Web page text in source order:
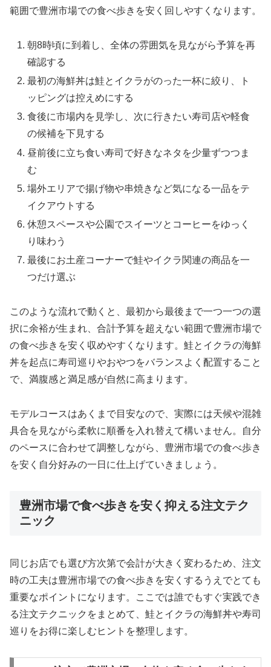
範囲で豊洲市場での食べ歩きを安く回しやすくなります。
朝8時頃に到着し、全体の雰囲気を見ながら予算を再
確認する
最初の海鮮丼は鮭とイクラがのった一杯に絞り、ト
ッピングは控えめにする
食後に市場内を見学し、次に行きたい寿司店や軽食
の候補を下見する
昼前後に立ち食い寿司で好きなネタを少量ずつつま
む
場外エリアで揚げ物や串焼きなど気になる一品をテ
イクアウトする
休憩スペースや公園でスイーツとコーヒーをゆっく
り味わう
最後にお土産コーナーで鮭やイクラ関連の商品を一
つだけ選ぶ
このような流れで動くと、最初から最後まで一つ一つの選
択に余裕が生まれ、合計予算を超えない範囲で豊洲市場で
の食べ歩きを安く収めやすくなります。鮭とイクラの海鮮
丼を起点に寿司巡りやおやつをバランスよく配置すること
で、満腹感と満足感が自然に高まります。
モデルコースはあくまで目安なので、実際には天候や混雑
具合を見ながら柔軟に順番を入れ替えて構いません。自分
のペースに合わせて調整しながら、豊洲市場での食べ歩き
を安く自分好みの一日に仕上げていきましょう。
豊洲市場で食べ歩きを安く抑える注文テク
ニック
同じお店でも選び方次第で会計が大きく変わるため、注文
時の工夫は豊洲市場での食べ歩きを安くするうえでとても
重要なポイントになります。ここでは誰でもすぐ実践でき
る注文テクニックをまとめて、鮭とイクラの海鮮丼や寿司
巡りをお得に楽しむヒントを整理します。